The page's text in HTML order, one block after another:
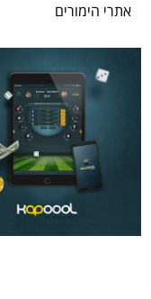
אתרי הימורים